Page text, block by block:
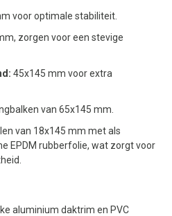
voor optimale stabiliteit.
zorgen voor een stevige
45x145 mm voor extra
van 65x145 mm.
van 18x145 mm met als
EPDM rubberfolie, wat zorgt voor
aluminium daktrim en PVC